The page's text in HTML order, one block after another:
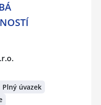
Plný úvazek